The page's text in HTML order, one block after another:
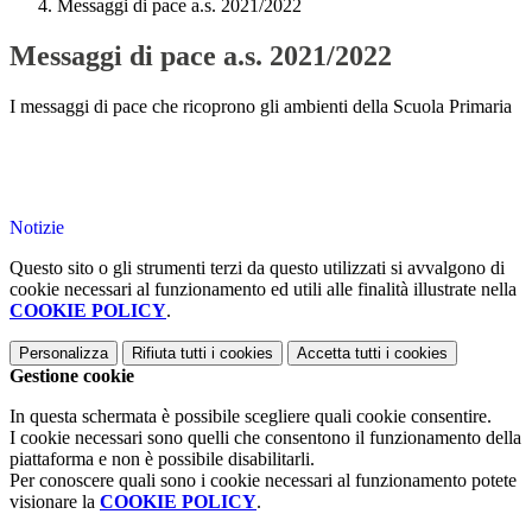
Messaggi di pace a.s. 2021/2022
Messaggi di pace a.s. 2021/2022
I messaggi di pace che ricoprono gli ambienti della Scuola Primaria
Notizie
Questo sito o gli strumenti terzi da questo utilizzati si avvalgono di
cookie necessari al funzionamento ed utili alle finalità illustrate nella
COOKIE POLICY.
Personalizza Rifiuta tutti i cookies Accetta tutti i cookies
Gestione cookie
In questa schermata è possibile scegliere quali cookie consentire.
I cookie necessari sono quelli che consentono il funzionamento della
piattaforma e non è possibile disabilitarli.
Per conoscere quali sono i cookie necessari al funzionamento potete
visionare la COOKIE POLICY.